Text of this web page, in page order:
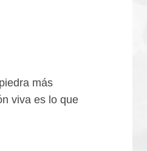
más
viva es lo que